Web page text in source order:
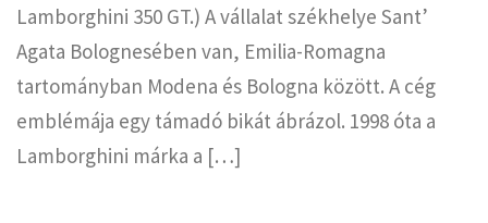
Lamborghini 350 GT.) A vállalat székhelye Sant’
Agata Bolognesében van, Emilia-Romagna
tartományban Modena és Bologna között. A cég
emblémája egy támadó bikát ábrázol. 1998 óta a
Lamborghini márka a […]